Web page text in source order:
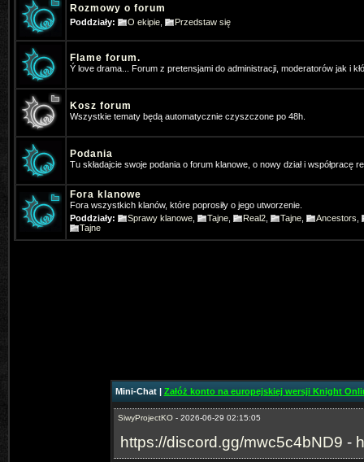
Rozmowy o forum
Poddziały: O ekipie Przedstaw się
Flame forum.
Ý love drama... Forum z pretensjami do administracji, moderatorów jak i
Kosz forum
Wszystkie tematy będą automatycznie czyszczone po 48h.
Podania
Tu składajcie swoje podania o forum klanowe, o nowy dział i współpracę
Fora klanowe
Fora wszystkich klanów, które poprosiły o jego utworzenie.
Poddziały:
Sprawy klanowe Tajne Real2 Tajne Ancestors
Tajne
Mini-Chat | Załóż konto na europejskiej wersji Knight
Kojarzy ktos moze filmik z PK z tą
v=JaCli6AB2vINapewno stary
Vey - 2026-01-05 07:37:13
⭐OhaGaming.com v1534 ✅
*Hangman - 2026-01-13 17:54:09
Www.mykomobile.com
SiwyProjectKO- 2026-03-14 01:51:46
- 24.07.2026]
SiwyProjectKO- 2026-06-29 02:15:05
https://discord.gg/mwc5c4bND9 -